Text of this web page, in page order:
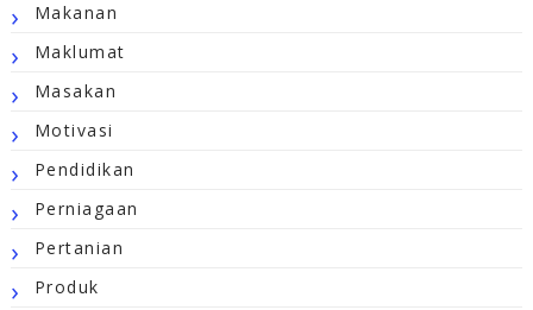
Makanan
Maklumat
Masakan
Motivasi
Pendidikan
Perniagaan
Pertanian
Produk